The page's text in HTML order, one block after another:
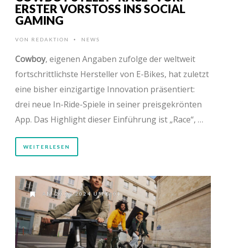
ERSTER VORSTOSS INS SOCIAL G
AMING
VON REDAKTION • NEWS
Cowboy, eigenen Angaben zufolge der weltweit
fortschrittlichste Hersteller von E-Bikes, hat zuletzt
eine bisher einzigartige Innovation präsentiert:
drei neue In-Ride-Spiele in seiner preisgekrönten
App. Das Highlight dieser Einführung ist „Race“, …
WEITERLESEN
AM 20.03.2024 UM 0:01